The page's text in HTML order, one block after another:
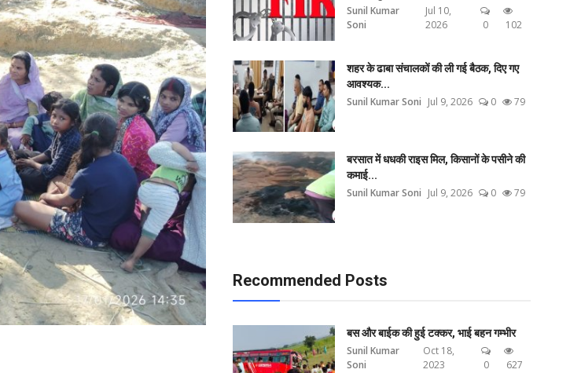
Sunil Kumar
Soni
Jul 10,
2026
0 102
शहर के ढाबा संचालकों की ली गई बैठक, दिए गए
आवश्यक...
Sunil Kumar Soni Jul 9, 2026 0 79
बरसात में धधकी राइस मिल, किसानों के पसीने की
कमाई...
Sunil Kumar Soni Jul 9, 2026 0 79
Recommended Posts
बस और बाईक की हुई टक्कर, भाई बहन गम्भीर
Sunil Kumar
Soni
Oct 18,
2023
0 627